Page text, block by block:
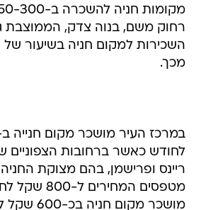
רחוק משם, בנוה צדק, הממוצבת
השכירות למקום חניה בשיעור של
מכך.
לחודש כאשר ברחובות הצפוניים
ריינס ופרישמן, בהם מצוקת
מטפסים
מושכר מקום חניה בכ-600 שקל לחודש.